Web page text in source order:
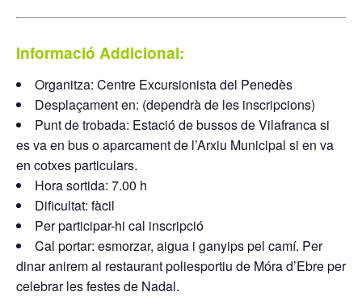
Informació Addicional:
Organitza: Centre Excursionista del Penedès
Desplaçament en: (dependrà de les inscripcions)
Punt de trobada: Estació de bussos de Vilafranca si
es va en bus o aparcament de l’Arxiu Municipal si en va
en cotxes particulars.
Hora sortida: 7.00 h
Dificultat: fàcil
Per participar-hi cal inscripció
Cal portar: esmorzar, aigua i ganyips pel camí. Per
dinar anirem al restaurant poliesportiu de Móra d’Ebre per
celebrar les festes de Nadal.